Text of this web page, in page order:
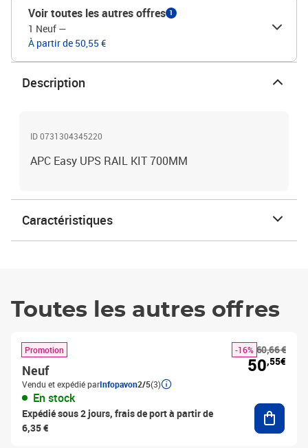
Voir toutes les autres offres 1
1 Neuf —
À partir de 50,55 €
Description
ID 0731304345220
APC Easy UPS RAIL KIT 700MM
Caractéristiques
Toutes les autres offres
Promotion
Neuf
Vendu et expédié parInfopavon2/5(3)
En stock
Expédié sous 2 jours, frais de port à partir de
6,35 €
60,66 €
-16%
50,55€